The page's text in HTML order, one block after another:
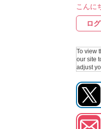
プロジェクトア
テイルズ オ
こんに
ロ
To view
our site
adjust